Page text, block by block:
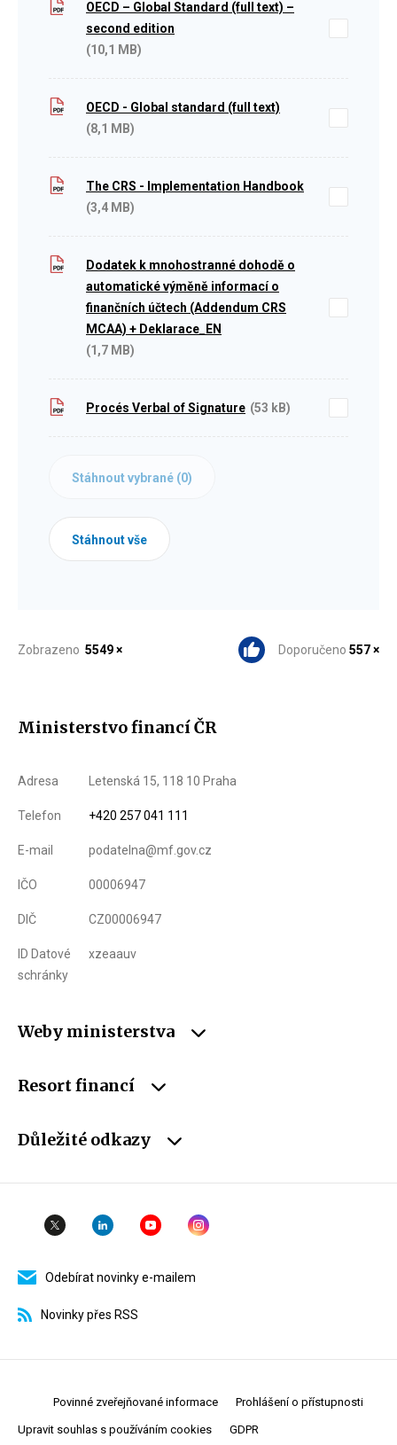
OECD – Global Standard (full text) –
second edition
(10,1 MB)
OECD - Global standard (full text)
(8,1 MB)
The CRS - Implementation Handbook
(3,4 MB)
Dodatek k mnohostranné dohodě o
automatické výměně informací o
finančních účtech (Addendum CRS
MCAA) + Deklarace_EN
(1,7 MB)
Procés Verbal of Signature (53 kB)
Stáhnout vybrané (0)
Stáhnout vše
Zobrazeno 5549 × Doporučeno 557 ×
Ministerstvo financí ČR
Adresa Letenská 15, 118 10 Praha
Telefon +420 257 041 111
E-mail podatelna@mf.gov.cz
IČO 00006947
DIČ CZ00006947
ID Datové
schránky
xzeaauv
Weby ministerstva
Resort financí
Důležité odkazy
Odebírat novinky e-mailem
Novinky přes RSS
Povinné zveřejňované informace Prohlášení o přístupnosti
Upravit souhlas s používáním cookies GDPR